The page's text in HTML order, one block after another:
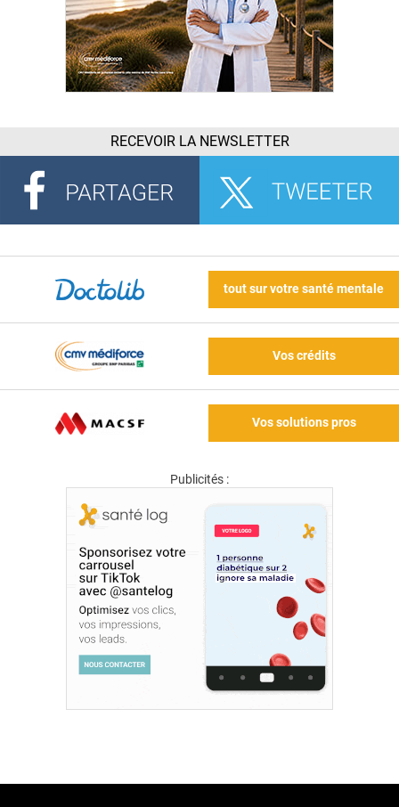
RECEVOIR LA NEWSLETTER
tout sur votre santé mentale
Vos crédits
Vos solutions pros
Publicités :